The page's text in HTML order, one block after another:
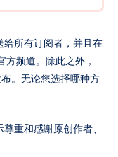
三名获奖者，
接获得一张中
稿数量统计奖
的相同联系方
的非垃圾投稿
自选lxc小鸡。
三张中介服务
给所有订阅者，并且在
频道。除此之外，
。无论您选择哪种方
重和感谢原创作者、